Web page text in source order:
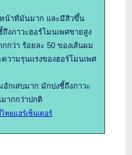
น้าที่มันมาก และมีสิวขึ้น
งภาวะฮอร์โมนเพศชายสูง
กว่า ร้อยละ 50 ของเส้นผม
วามรุนแรงของฮอร์โมนเพศ
กเสบมาก มักบ่งชี้ถึงภาวะ
ากกว่าปกติ
ทยแฮร์เซ็นเตอร์